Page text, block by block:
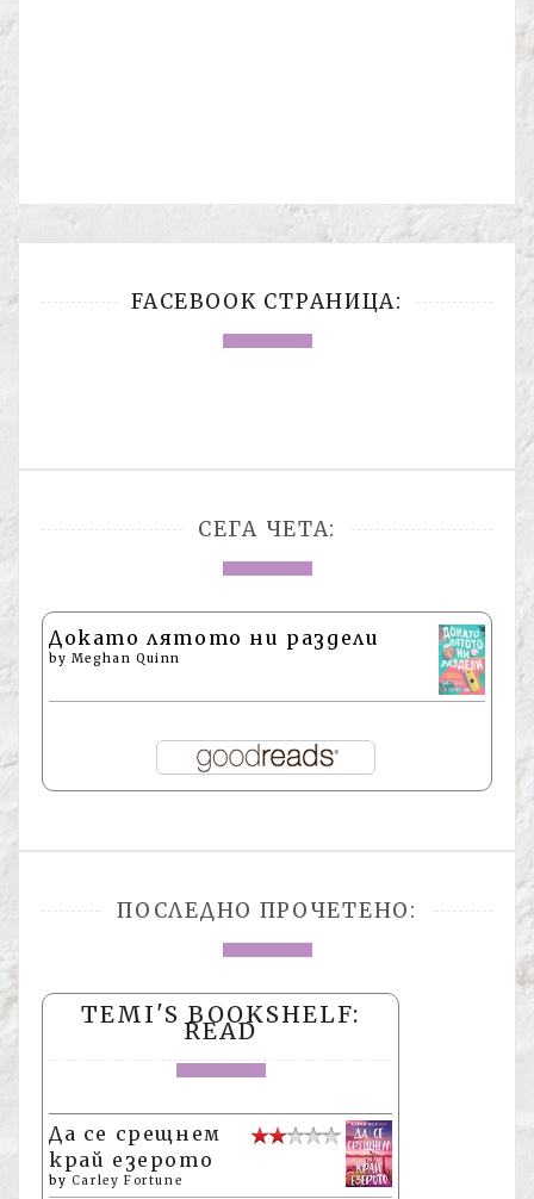
FACEBOOK СТРАНИЦА:
СЕГА ЧЕТА:
Докато лятото ни раздели
by Meghan Quinn
ПОСЛЕДНО ПРОЧЕТЕНО:
TEMI'S BOOKSHELF:
READ
Да се срещнем
край езерото
by Carley Fortune